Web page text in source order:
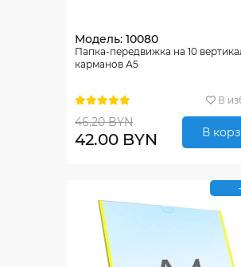
Модель: 10080
Папка-передвижка на 10
карманов А5
В
46.20 BYN
42.00 BYN В